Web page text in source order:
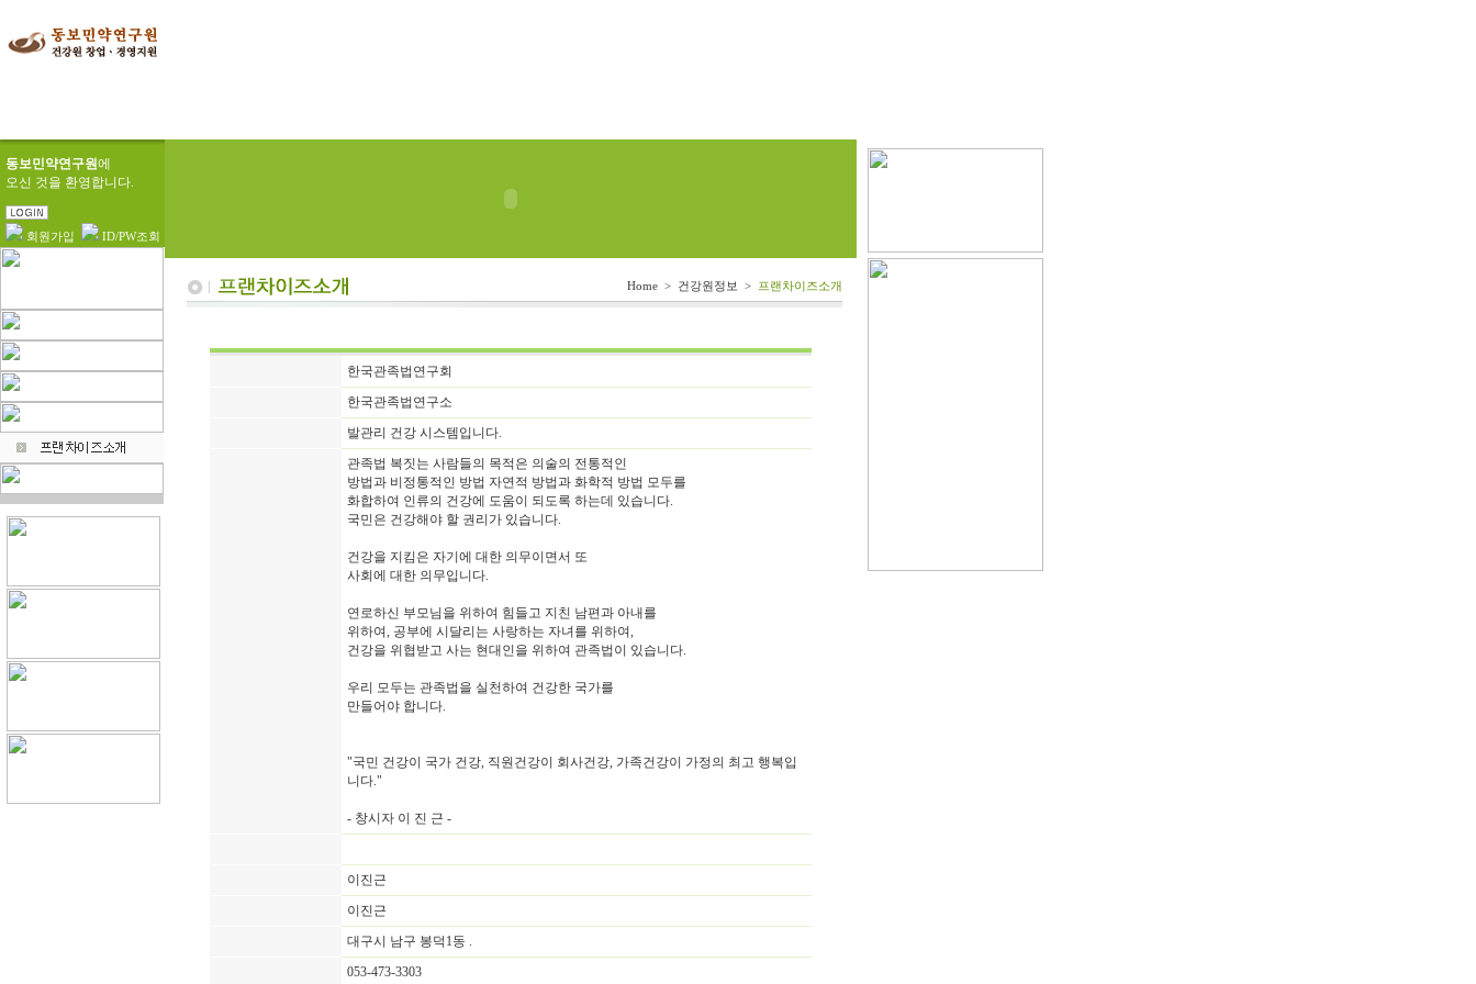
동보민약연구원에
오신 것을 환영합니다.
회원가입 ID/PW조회
Home > 건강원정보 > 프랜차이즈소개
한국관족법연구회
한국관족법연구소
발관리 건강 시스템입니다.
관족법 복짓는 사람들의 목적은 의술의 전통적인
방법과 비정통적인 방법 자연적 방법과 화학적 방법 모두를
화합하여 인류의 건강에 도움이 되도록 하는데 있습니다.
국민은 건강해야 할 권리가 있습니다.
건강을 지킴은 자기에 대한 의무이면서 또
사회에 대한 의무입니다.
연로하신 부모님을 위하여 힘들고 지친 남편과 아내를
위하여, 공부에 시달리는 사랑하는 자녀를 위하여,
건강을 위협받고 사는 현대인을 위하여 관족법이 있습니다.
우리 모두는 관족법을 실천하여 건강한 국가를
만들어야 합니다.
"국민 건강이 국가 건강, 직원건강이 회사건강, 가족건강이 가정의 최고 행복입
니다."
- 창시자 이 진 근 -
이진근
이진근
대구시 남구 봉덕1동 .
053-473-3303